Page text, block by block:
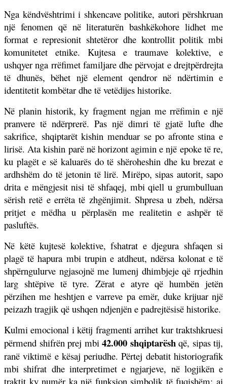
Nga këndvështrimi i shkencave politike, autori përshkruan
një fenomen që në literaturën bashkëkohore lidhet me
format e represionit shtetëror dhe kontrollit politik mbi
komunitetet etnike. Kujtesa e traumave kolektive, e
ushqyer nga rrëfimet familjare dhe përvojat e drejtpërdrejta
të dhunës, bëhet një element qendror në ndërtimin e
identitetit kombëtar dhe të vetëdijes historike.
Në planin historik, ky fragment ngjan me rrëfimin e një
pranvere të ndërprerë. Pas një dimri të gjatë lufte dhe
sakrifice, shqiptarët kishin menduar se po afronte stina e
lirisë. Ata kishin parë në horizont agimin e një epoke të re,
ku plagët e së kaluarës do të shëroheshin dhe ku brezat e
ardhshëm do të jetonin të lirë. Mirëpo, sipas autorit, sapo
drita e mëngjesit nisi të shfaqej, mbi qiell u grumbulluan
sërish retë e errëta të zhgënjimit. Shpresa u zbeh, ndërsa
pritjet e mëdha u përplasën me realitetin e ashpër të
pasluftës.
Në këtë kujtesë kolektive, fshatrat e djegura shfaqen si
plagë të hapura mbi trupin e atdheut, ndërsa kolonat e të
shpërngulurve ngjasojnë me lumenj dhimbjeje që rrjedhin
larg shtëpive të tyre. Zërat e atyre që humbën jetën
përzihen me heshtjen e varreve pa emër, duke krijuar një
peizazh tragjik që ushqen ndjenjën e padrejtësisë historike.
Kulmi emocional i këtij fragmenti arrihet kur traktshkruesi
përmend shifrën prej mbi 42.000 shqiptarësh që, sipas tij,
ranë viktimë e kësaj periudhe. Përtej debatit historiografik
mbi shifrat dhe interpretimet e ngjarjeve, në logjikën e
traktit ky numër ka një funksion simbolik të fuqishëm: ai